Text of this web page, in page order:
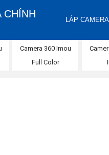
CHÍNH
LẮP CAMERA
Camera 360 Imou
Full Color